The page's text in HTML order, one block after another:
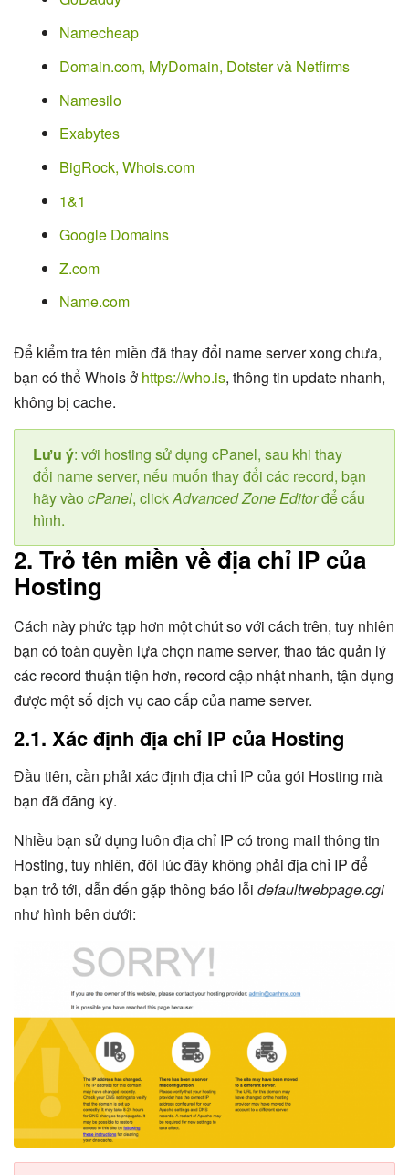
Namecheap
Domain.com, MyDomain, Dotster và Netfirms
Namesilo
Exabytes
BigRock, Whois.com
1&1
Google Domains
Z.com
Name.com
Để kiểm tra tên miền đã thay đổi name server xong chưa,
bạn có thể Whois ở https://who.is, thông tin update nhanh,
không bị cache.
Lưu ý: với hosting sử dụng cPanel, sau khi thay
đổi name server, nếu muốn thay đổi các record, bạn
hãy vào cPanel, clickAdvanced Zone Editorđể cấu
hình.
2. Trỏ tên miền về địa chỉ IP của
Hosting
Cách này phức tạp hơn một chút so với cách trên, tuy nhiên
bạn có toàn quyền lựa chọn name server, thao tác quản lý
các record thuận tiện hơn, record cập nhật nhanh, tận dụng
được một số dịch vụ cao cấp của name server.
2.1. Xác định địa chỉ IP của Hosting
Đầu tiên, cần phải xác định địa chỉ IP của gói Hosting mà
bạn đã đăng ký.
Nhiều bạn sử dụng luôn địa chỉ IP có trong mail thông tin
Hosting, tuy nhiên, đôi lúc đây không phải địa chỉ IP để
bạn trỏ tới, dẫn đến gặp thông báo lỗi defaultwebpage.cgi
như hình bên dưới: